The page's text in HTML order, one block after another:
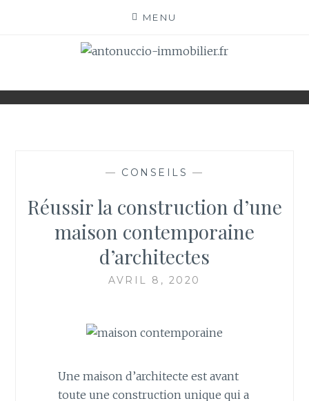
MENU
IMMOBILIER.FR
— CONSEILS —
Réussir la construction d’une
maison contemporaine
d’architectes
AVRIL 8, 2020
Une maison d’architecte est avant
toute une construction unique qui a